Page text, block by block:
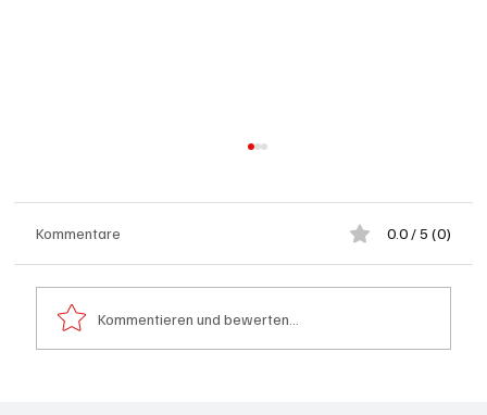
Kommentare 0.0 / 5 (0)
Kommentieren und bewerten...